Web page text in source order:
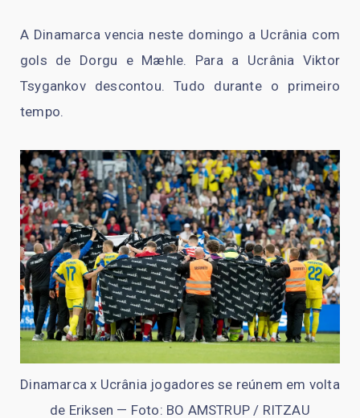
A Dinamarca vencia neste domingo a Ucrânia com
gols de Dorgu e Mæhle. Para a Ucrânia Viktor
Tsygankov descontou. Tudo durante o primeiro
tempo.
Dinamarca x Ucrânia jogadores se reúnem em volta
de Eriksen — Foto: BO AMSTRUP / RITZAU